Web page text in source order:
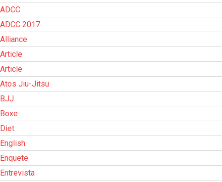
ADCC
ADCC 2017
Alliance
Article
Article
Atos Jiu-Jitsu
BJJ
Boxe
Diet
English
Enquete
Entrevista